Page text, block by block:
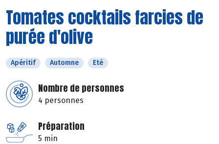
Tomates cocktails farcies de
purée d'olive
Apéritif Automne Eté
Nombre de personnes
4 personnes
Préparation
5 min